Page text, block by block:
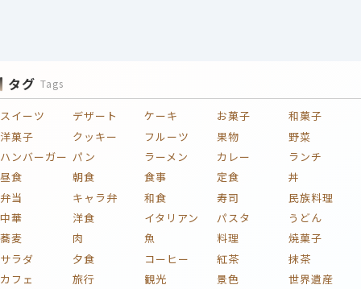
タグ Tags
スイーツ デザート ケーキ お菓子
和菓子
洋菓子
クッキー フルーツ 果物
野菜
ハンバーガー パン ラーメン カレー
ランチ
昼食
朝食 食事 定食
丼
弁当
キャラ弁 和食 寿司
民族料理
中華
洋食 イタリアン パスタ
うどん
蕎麦
肉 魚 料理
焼菓子
サラダ
夕食 コーヒー 紅茶
抹茶
カフェ
旅行 観光 景色
世界遺産